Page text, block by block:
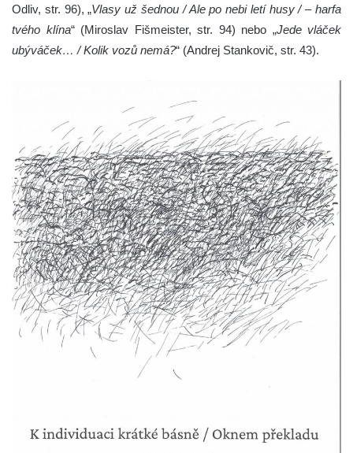
Odliv, str. 96), „Vlasy už šednou / Ale po nebi letí husy / – harfa
tvého klína“ (Miroslav Fišmeister, str. 94) nebo „Jede vláček
ubýváček… / Kolik vozů nemá?“ (Andrej Stankovič, str. 43).